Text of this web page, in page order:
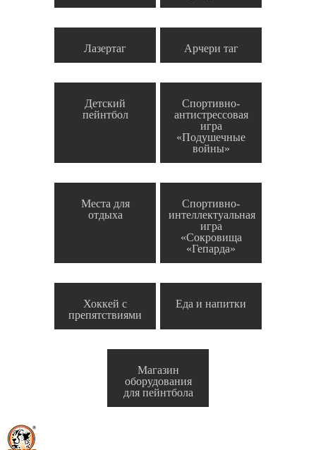
Лазертаг Арчери таг
Детский
пейнтбол
Спортивно-
антистрессовая
игра
«Подушечные
войны»
Места для
отдыха
Спортивно-
интеллектуальная
игра
«Сокровища
«Гепарда»
Хоккей с
препятствиями
Еда и напитки
Магазин
оборудования
для пейнтбола